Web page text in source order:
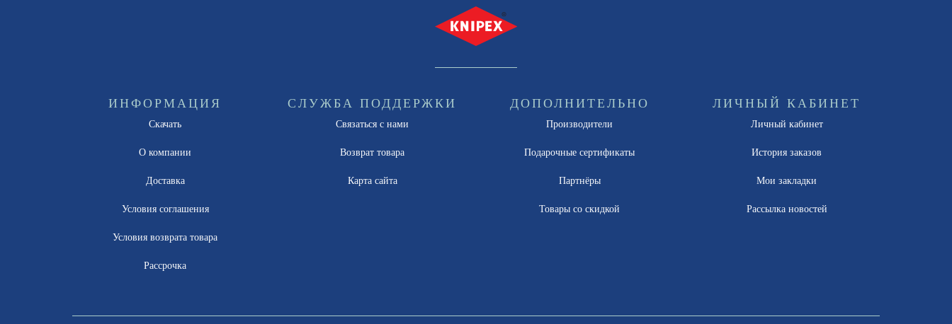
ИНФОРМАЦИЯ
Скачать
О компании
Доставка
Условия соглашения
Условия возврата товара
Рассрочка
СЛУЖБА ПОДДЕРЖКИ
Связаться с нами
Возврат товара
Карта сайта
ДОПОЛНИТЕЛЬНО
Производители
Подарочные сертификаты
Партнёры
Товары со скидкой
ЛИЧНЫЙ КАБИНЕТ
Личный кабинет
История заказов
Мои закладки
Рассылка новостей